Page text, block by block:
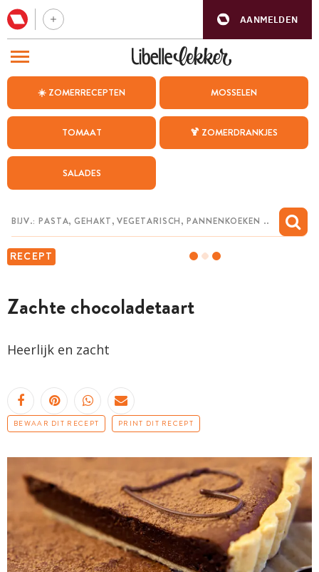
AANMELDEN
☀️ ZOMERRECEPTEN MOSSELEN
TOMAAT 🍹 ZOMERDRANKJES
SALADES
RECEPT
Zachte chocoladetaart
Heerlijk en zacht
BEWAAR DIT RECEPT PRINT DIT RECEPT
BEZOEK ONZE ANDERE WEBSITES
WEEKMENU
CHAT MET MAIA
MIJN BEWAARDE RECEPTEN